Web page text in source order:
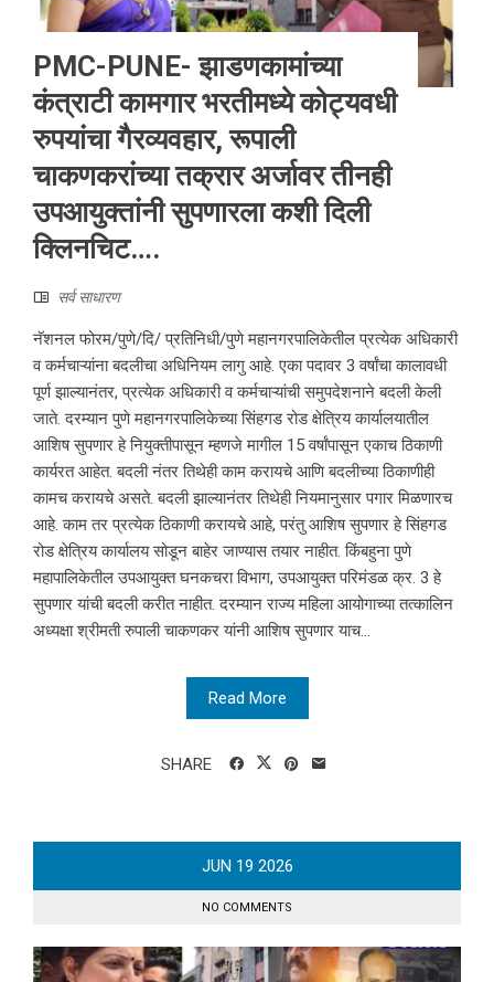
PMC-PUNE- झाडणकामांच्या
कंत्राटी कामगार भरतीमध्ये कोट्यवधी
रुपयांचा गैरव्यवहार, रूपाली
चाकणकरांच्या तक्रार अर्जावर तीनही
उपआयुक्तांनी सुपणारला कशी दिली
क्लिनचिट….
सर्व साधारण
नॅशनल फोरम/पुणे/दि/ प्रतिनिधी/पुणे महानगरपालिकेतील प्रत्येक अधिकारी
व कर्मचाऱ्यांना बदलीचा अधिनियम लागु आहे. एका पदावर 3 वर्षांचा कालावधी
पूर्ण झाल्यानंतर, प्रत्येक अधिकारी व कर्मचाऱ्यांची समुपदेशनाने बदली केली
जाते. दरम्यान पुणे महानगरपालिकेच्या सिंहगड रोड क्षेत्रिय कार्यालयातील
आशिष सुपणार हे नियुक्तीपासून म्हणजे मागील 15 वर्षांपासून एकाच ठिकाणी
कार्यरत आहेत. बदली नंतर तिथेही काम करायचे आणि बदलीच्या ठिकाणीही
कामच करायचे असते. बदली झाल्यानंतर तिथेही नियमानुसार पगार मिळणारच
आहे. काम तर प्रत्येक ठिकाणी करायचे आहे, परंतु आशिष सुपणार हे सिंहगड
रोड क्षेत्रिय कार्यालय सोडून बाहेर जाण्यास तयार नाहीत. किंबहुना पुणे
महापालिकेतील उपआयुक्त घनकचरा विभाग, उपआयुक्त परिमंडळ क्र. 3 हे
सुपणार यांची बदली करीत नाहीत. दरम्यान राज्य महिला आयोगाच्या तत्कालिन
अध्यक्षा श्रीमती रुपाली चाकणकर यांनी आशिष सुपणार याच...
Read More
SHARE
JUN 19 2026
NO COMMENTS